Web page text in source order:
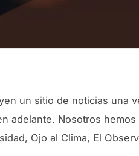
un sitio de noticias una
adelante. Nosotros
Ojo al Clima, El